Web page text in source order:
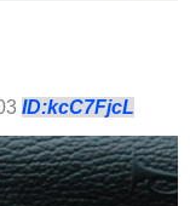
ID:kcC7FjcL